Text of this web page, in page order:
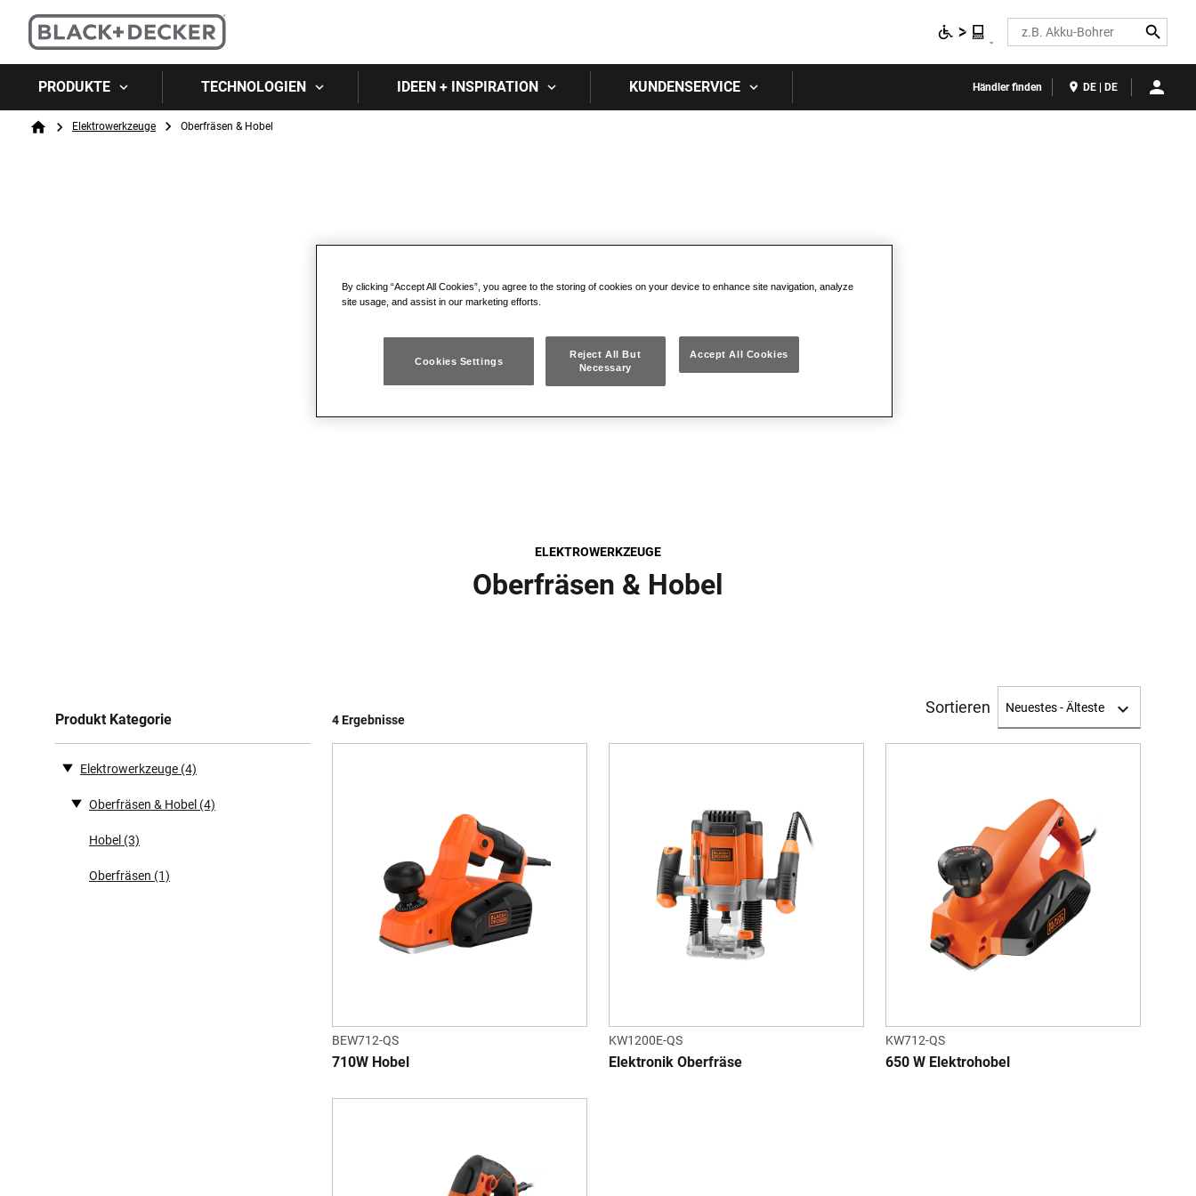
Search
PRODUKTE TECHNOLOGIEN IDEEN + INSPIRATION KUNDENSERVICE Händler finden DE | DE
Breadcrumb
HomeElektrowerkzeuge Oberfräsen & Hobel
ELEKTROWERKZEUGE
Oberfräsen & Hobel
Produkt Kategorie
Elektrowerkzeuge (4)
Oberfräsen & Hobel (4)
Hobel (3)
Oberfräsen (1)
4 Ergebnisse
Sortieren
BEW712-QS
710W Hobel
KW1200E-QS
Elektronik Oberfräse
KW712-QS
650 W Elektrohobel
By clicking “Accept All Cookies”, you agree to the storing of cookies on your device to enhance site navigation, analyze
site usage, and assist in our marketing efforts.
Cookies Settings
Reject All But
Necessary
Accept All Cookies